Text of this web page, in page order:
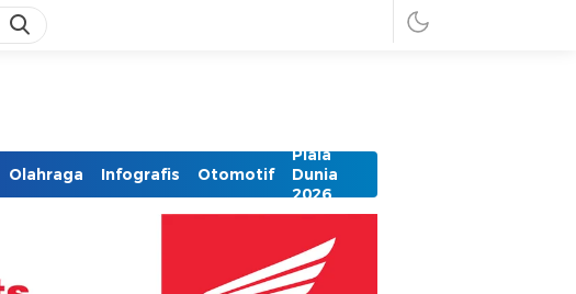
Olahraga Infografis Otomotif
Piala
Dunia
2026